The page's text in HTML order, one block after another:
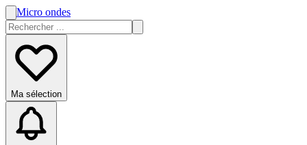
Micro ondes
Ma sélection